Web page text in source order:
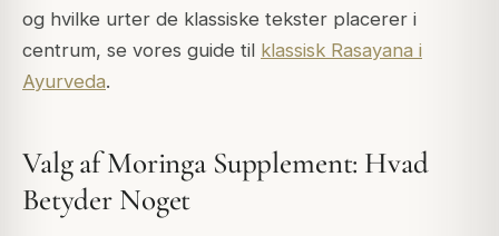
og hvilke urter de klassiske tekster placerer i
centrum, se vores guide til klassisk Rasayana i
Ayurveda.
Valg af Moringa Supplement: Hvad
Betyder Noget